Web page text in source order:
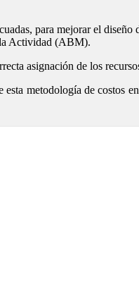
para mejorar el diseño
la Actividad (ABM).
asignación de los
metodología de costos